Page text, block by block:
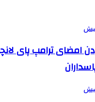
امضای ترامپ پای